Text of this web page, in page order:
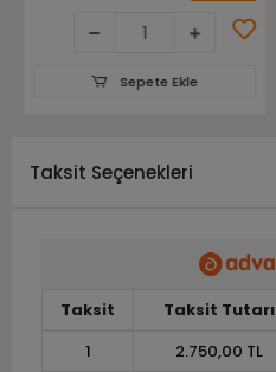
Sepete Ekle
Taksit Seçenekleri
Taksit Taksit Tutarı
1
2.750,00 TL